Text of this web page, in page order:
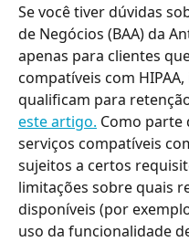
Se você tiver dúvidas
de Negócios (BAA) da
apenas para clientes
compatíveis com
qualificam para
este artigo. Como parte
serviços compatíveis
sujeitos a certos
limitações sobre quais
disponíveis (por
uso da funcionalidade